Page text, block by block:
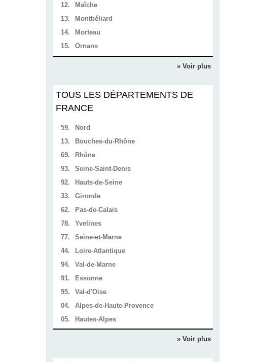
12.
Maîche
13.
Montbéliard
14.
Morteau
15.
Ornans
» Voir plus
TOUS LES DÉPARTEMENTS DE
FRANCE
59.
Nord
13.
Bouches-du-Rhône
69.
Rhône
93.
Seine-Saint-Denis
92.
Hauts-de-Seine
33.
Gironde
62.
Pas-de-Calais
78.
Yvelines
77.
Seine-et-Marne
44.
Loire-Atlantique
94.
Val-de-Marne
91.
Essonne
95.
Val-d'Oise
04.
Alpes-de-Haute-Provence
05.
Hautes-Alpes
» Voir plus